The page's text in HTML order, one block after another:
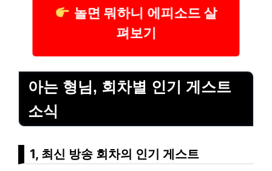
놀면 뭐하니 에피소드 살
펴보기
아는 형님, 회차별 인기 게스트
소식
1, 최신 방송 회차의 인기 게스트